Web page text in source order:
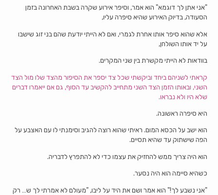
"אני אתן לך דוגמא" הוא אמר, וסיפר אירוע שקרה בשבת האחרונה בזמן
הסעודה, בדיוק האירוע שהיא סיפרה עליו,
אלא שהוא סיפר אותו אחרת לגמרי, ואם לא הייתי יודעת שהם בני זוג שישבו
על יד אותו השולחן,
בוודאות לא הייתי מקשרת בין שני המקרים.
קראתי לשניהם ביחד וביקשתי שכל צד יספר את הסיפור מהצד שלו מול הצד
השני, ובאותו הזמן הצד השני מתחייב להקשיב עד הסוף, גם אם ייאמרו דברים
שלא היו ולא נבראו.
היא סיפרה ראשונה.
הוא ישב על הכסא המום. ראיתי שהוא רוצה להגיב וסימנתי לו עם האצבע על
הפה שישתוק עד שהיא תסיים.
הוא היה צריך ממש להחזיק את עצמו כדי לא להתפרץ לדבריה.
כשהיא סיימה הוא היה נסער.
"אני נשבע לך!" הוא אמר ושם את היד על ליבו, "מעולם לא אמרתי לך ש… רק